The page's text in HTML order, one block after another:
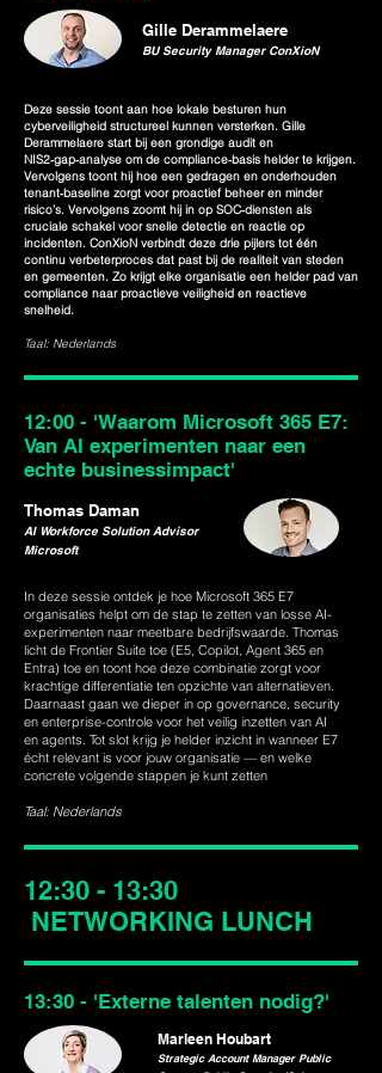
Gille Derammelaere
BU Security Manager ConXioN
Deze sessie toont aan hoe lokale besturen hun
cyberveiligheid structureel kunnen versterken. Gille
Derammelaere start bij een grondige audit en
NIS2‑gap‑analyse om de compliance‑basis helder te krijgen.
Vervolgens toont hij hoe een gedragen en onderhouden
tenant‑baseline zorgt voor proactief beheer en minder
risico’s. Vervolgens zoomt hij in op SOC‑diensten als
cruciale schakel voor snelle detectie en reactie op
incidenten. ConXioN verbindt deze drie pijlers tot één
continu verbeterproces dat past bij de realiteit van steden
en gemeenten. Zo krijgt elke organisatie een helder pad van
compliance naar proactieve veiligheid en reactieve
snelheid.
Taal: Nederlands
12:00 - 'Waarom Microsoft 365 E7:
Van AI experimenten naar een
echte businessimpact'
Thomas Daman
AI Workforce Solution Advisor
Microsoft
In deze sessie ontdek je hoe Microsoft 365 E7
organisaties helpt om de stap te zetten van losse AI-
experimenten naar meetbare bedrijfswaarde. Thomas
licht de Frontier Suite toe (E5, Copilot, Agent 365 en
Entra) toe en toont hoe deze combinatie zorgt voor
krachtige differentiatie ten opzichte van alternatieven.
Daarnaast gaan we dieper in op governance, security
en enterprise-controle voor het veilig inzetten van AI
en agents. Tot slot krijg je helder inzicht in wanneer E7
écht relevant is voor jouw organisatie — en welke
concrete volgende stappen je kunt zetten
Taal: Nederlands
12:30 - 13:30
NETWORKING LUNCH
13:30 - 'Externe talenten nodig?'
Marleen Houbart
Strategic Account Manager Public